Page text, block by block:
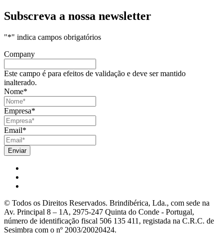
Subscreva a nossa newsletter
"*" indica campos obrigatórios
Company
Este campo é para efeitos de validação e deve ser mantido
inalterado.
Nome*
Empresa*
Email*
© Todos os Direitos Reservados. Brindibérica, Lda., com sede na
Av. Principal 8 – 1A, 2975-247 Quinta do Conde - Portugal,
número de identificação fiscal 506 135 411, registada na C.R.C. de
Sesimbra com o nº 2003/20020424.